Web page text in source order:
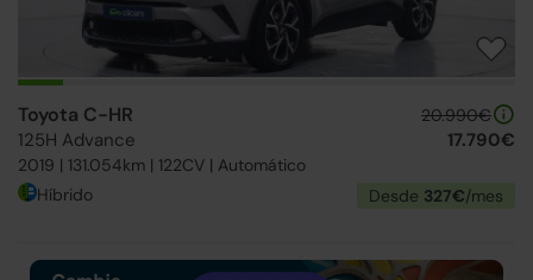
Toyota C-HR
125H Advance
2019 | 131.054km | 122CV | Automático
20.990€
17.790€
Híbrido Desde 327€/mes